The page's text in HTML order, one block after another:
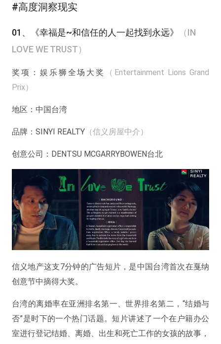
#高度洞察现实
01、《幸福是~和信任的人一起找到永远》
（IN
LOVE WE TRUST）
奖项： 娱乐狮全场大奖
（Entertainment Lions Grand
Prix）
地区： 中国台湾
品牌： SINYI REALTY（信义房屋中介）
创意公司： DENTSU MCGARRYBOWEN台北
信义地产这支7分钟的广告短片，是中国台湾首次在戛纳
创意节中摘得大奖。
台湾的离婚率在亚洲排名第一、世界排名第二，“结婚与
否”是时下的一个热门话题。短片讲述了一个在户籍办公
室进行登记结婚、离婚、出生和死亡工作的女孩的故事，